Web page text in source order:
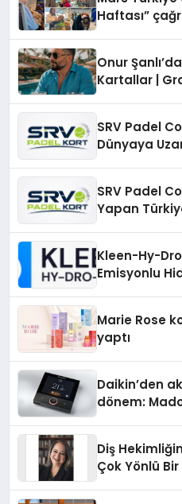
Haftası”
Onur
Kartallar |
SRV Padel
Dünyaya
SRV Padel
Yapan
Kleen-Hy-
Emisyonlu
Marie Rose
yaptı
Daikin’den
dönem:
Diş
Çok Yönlü